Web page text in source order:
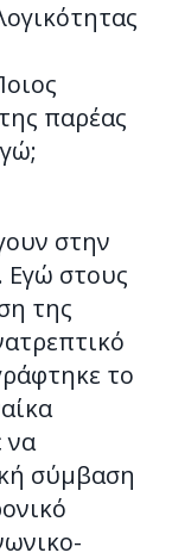
παρέας
στην
Εγώ στους
της
το
να
σύμβαση